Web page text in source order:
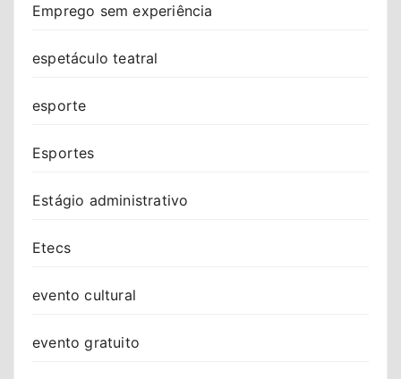
Emprego sem experiência
espetáculo teatral
esporte
Esportes
Estágio administrativo
Etecs
evento cultural
evento gratuito